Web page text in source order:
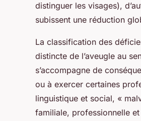
distinguer les visages),
subissent une réduction
La classification des
distincte de l’aveugle au
s’accompagne de
ou à exercer certaines
linguistique et social, «
familiale, professionnelle